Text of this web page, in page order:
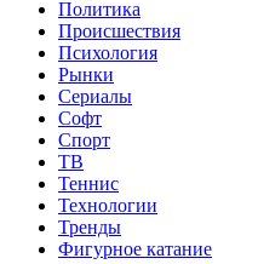
Политика
Происшествия
Психология
Рынки
Сериалы
Софт
Спорт
ТВ
Теннис
Технологии
Тренды
Фигурное катание